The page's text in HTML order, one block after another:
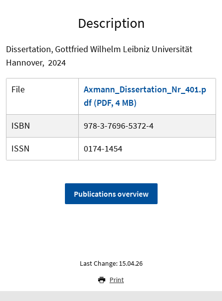
Description
Dissertation, Gottfried Wilhelm Leibniz Universität
Hannover, 2024
File
Axmann_Dissertation_Nr_401.p
df (PDF, 4 MB)
ISBN
978-3-7696-5372-4
ISSN
0174-1454
Publications overview
Last Change: 15.04.26
Print